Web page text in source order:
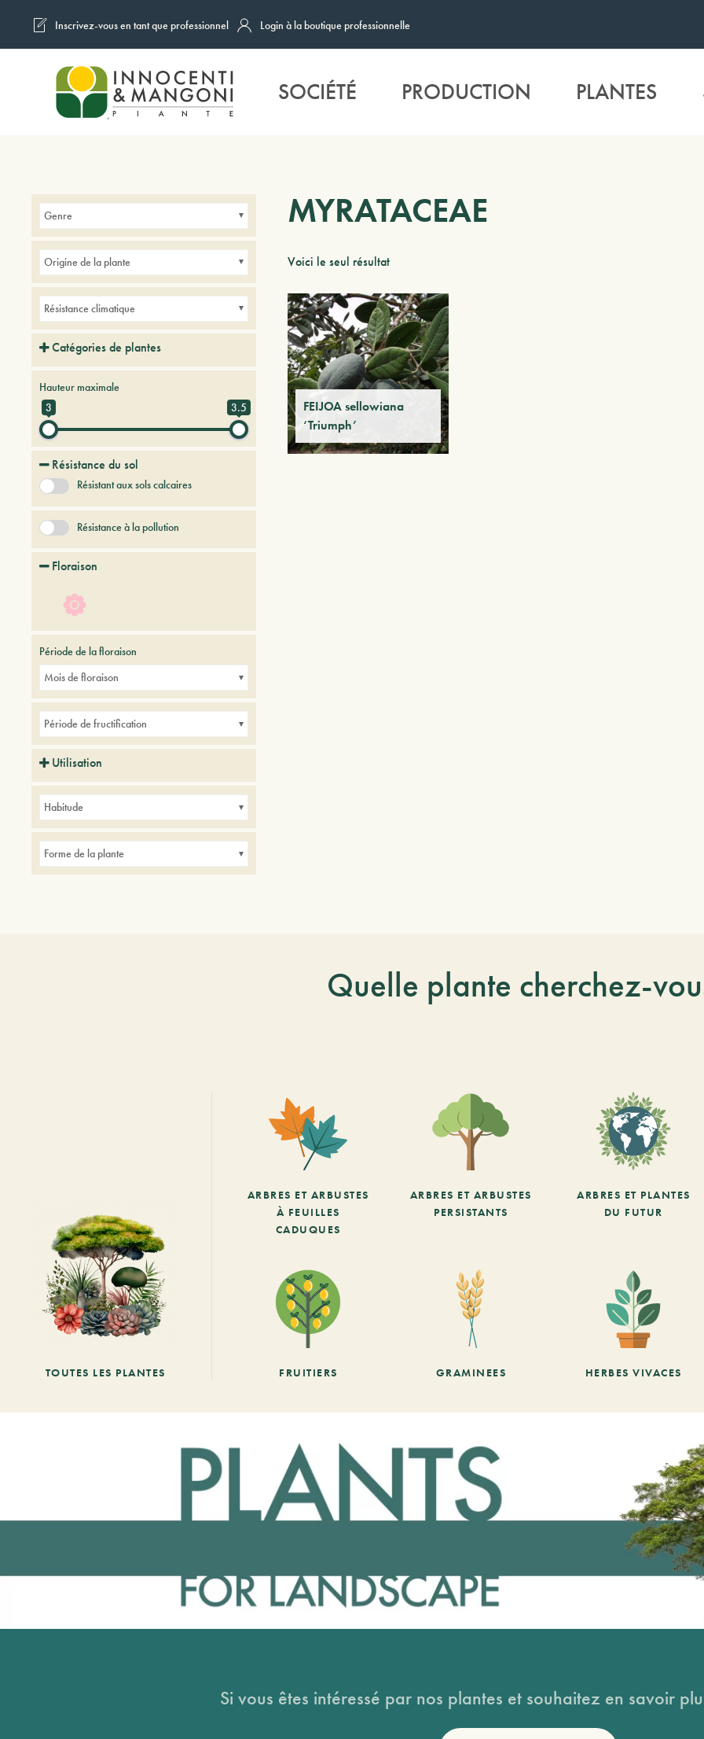
Skip to main content
Inscrivez-vous en tant que professionnel Login à la boutique professionnelle
SOCIÉTÉ PRODUCTION PLANTES
MYRATACEAE
Voici le seul résultat
FEIJOA sellowiana
‘Triumph’
Genre
Origine de la plante
Résistance climatique
Catégories de plantes
Hauteur maximale
3
3.5
Résistance du sol
Résistant aux sols calcaires
Résistance à la pollution
Floraison
Période de la floraison
Mois de floraison
Période de fructification
Utilisation
Habitude
Forme de la plante
Quelle plante cherchez-
TOUTES LES PLANTES
ARBRES ET ARBUSTES
À FEUILLES
CADUQUES
ARBRES ET ARBUSTES
PERSISTANTS
ARBRES ET PLANTES
DU FUTUR
FRUITIERS GRAMINEES HERBES VIVACES
Si vous êtes intéressé par nos plantes et souhaitez en savoir